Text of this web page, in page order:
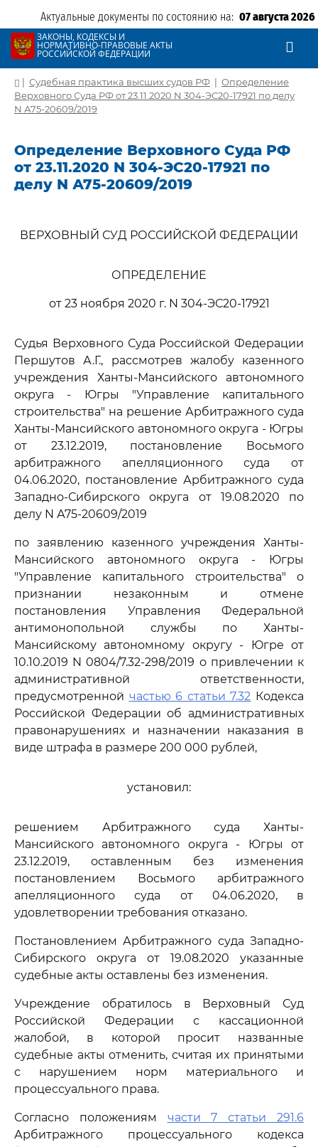
Актуальные документы по состоянию на: 07 августа 2026
ЗАКОНЫ, КОДЕКСЫ И
НОРМАТИВНО-ПРАВОВЫЕ АКТЫ
РОССИЙСКОЙ ФЕДЕРАЦИИ
| Судебная практика высших судов РФ | Определение
Верховного Суда РФ от 23.11.2020 N 304-ЭС20-17921 по делу
N А75-20609/2019
Определение Верховного Суда РФ
от 23.11.2020 N 304-ЭС20-17921 по
делу N А75-20609/2019
ВЕРХОВНЫЙ СУД РОССИЙСКОЙ ФЕДЕРАЦИИ
ОПРЕДЕЛЕНИЕ
от 23 ноября 2020 г. N 304-ЭС20-17921
Судья Верховного Суда Российской Федерации
Першутов А.Г., рассмотрев жалобу казенного
учреждения Ханты-Мансийского автономного
округа - Югры "Управление капитального
строительства" на решение Арбитражного суда
Ханты-Мансийского автономного округа - Югры
от 23.12.2019, постановление Восьмого
арбитражного апелляционного суда от
04.06.2020, постановление Арбитражного суда
Западно-Сибирского округа от 19.08.2020 по
делу N А75-20609/2019
по заявлению казенного учреждения Ханты-
Мансийского автономного округа - Югры
"Управление капитального строительства" о
признании незаконным и отмене
постановления Управления Федеральной
антимонопольной службы по Ханты-
Мансийскому автономному округу - Югре от
10.10.2019 N 0804/7.32-298/2019 о привлечении к
административной ответственности,
предусмотренной частью 6 статьи 7.32 Кодекса
Российской Федерации об административных
правонарушениях и назначении наказания в
виде штрафа в размере 200 000 рублей,
установил:
решением Арбитражного суда Ханты-
Мансийского автономного округа - Югры от
23.12.2019, оставленным без изменения
постановлением Восьмого арбитражного
апелляционного суда от 04.06.2020, в
удовлетворении требования отказано.
Постановлением Арбитражного суда Западно-
Сибирского округа от 19.08.2020 указанные
судебные акты оставлены без изменения.
Учреждение обратилось в Верховный Суд
Российской Федерации с кассационной
жалобой, в которой просит названные
судебные акты отменить, считая их принятыми
с нарушением норм материального и
процессуального права.
Согласно положениям части 7 статьи 291.6
Арбитражного процессуального кодекса